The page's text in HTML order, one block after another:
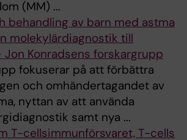
(MM) ...
behandling av barn med astma
molekylärdiagnostik till
Konradsens forskargrupp
fokuserar på att förbättra
och omhändertagandet av
nyttan av att använda
samt nya ...
T-cellsimmunförsvaret, T-cells